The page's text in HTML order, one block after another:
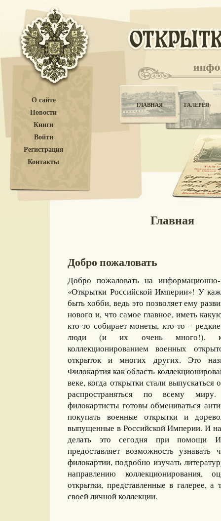
О сайте
Новости
Книги
Войти
Регистрация
Контакты
ГЛАВНАЯ ГАЛЕРЕЯ
Главная
Добро пожаловать
Добро пожаловать на информационно-
«Открытки Российской Империи»! У
быть хобби, ведь это позволяет ему
нового и, что самое главное, иметь
кто-то собирает монеты, кто-то –
люди (и их очень много!),
коллекционированием военных
открыток и многих других. Это
Филокартия как область
веке, когда открытки стали
распространяться по всему
филокартисты готовы обмениваться
покупать военные открытки и
выпущенные в Российской Империи. И
делать это сегодня при помощи
предоставляет возможность
филокартии, подробно изучать
направлению коллекционирования,
открытки, представленные в галерее, а
своей личной коллекции.